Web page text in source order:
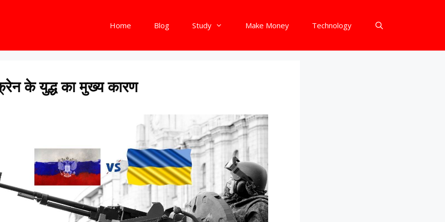
Home Blog Study Make Money Technology
के युद्ध का मुख्य कारण